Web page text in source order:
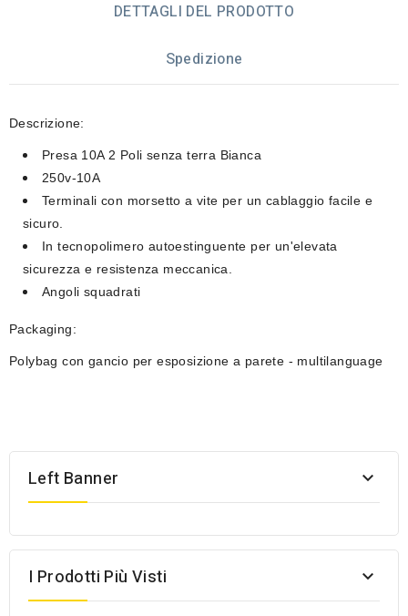
DETTAGLI DEL PRODOTTO
Spedizione
Descrizione:
Presa 10A 2 Poli senza terra Bianca
250v-10A
Terminali con morsetto a vite per un cablaggio facile e
sicuro.
In tecnopolimero autoestinguente per un'elevata
sicurezza e resistenza meccanica.
Angoli squadrati
Packaging:
Polybag con gancio per esposizione a parete - multilanguage
Left Banner 
I Prodotti Più Visti 